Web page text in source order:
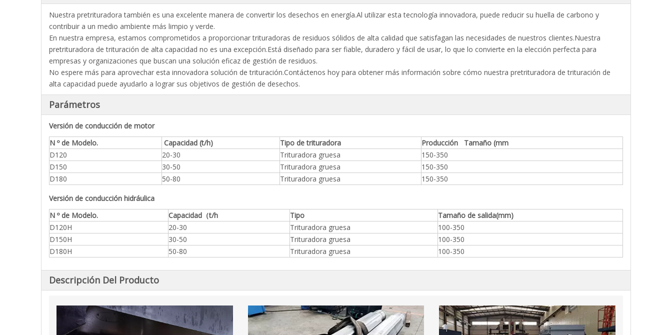
Nuestra pretrituradora también es una excelente manera de convertir los desechos en energía.Al utilizar esta tecnología innovadora, puede reducir su huella de carbono y
contribuir a un medio ambiente más limpio y verde.
En nuestra empresa, estamos comprometidos a proporcionar trituradoras de residuos sólidos de alta calidad que satisfagan las necesidades de nuestros clientes.Nuestra
pretrituradora de trituración de alta capacidad no es una excepción.Está diseñado para ser fiable, duradero y fácil de usar, lo que lo convierte en la elección perfecta para
empresas y organizaciones que buscan una solución eficaz de gestión de residuos.
No espere más para aprovechar esta innovadora solución de trituración.Contáctenos hoy para obtener más información sobre cómo nuestra pretrituradora de trituración de
alta capacidad puede ayudarlo a lograr sus objetivos de gestión de desechos.
Parámetros
Versión de conducción de motor
N º de Modelo.
Capacidad (t/h) Tipo de trituradora
Producción Tamaño (mm
D120
20-30 Trituradora gruesa
150-350
D150
30-50 Trituradora gruesa
150-350
D180
50-80 Trituradora gruesa 150-350
Versión de conducción hidráulica
N º de Modelo.
Capacidad （t/h Tipo Tamaño de salida(mm)
D120H
20-30 Trituradora gruesa
100-350
D150H
30-50 Trituradora gruesa
100-350
D180H
50-80 Trituradora gruesa 100-350
Descripción Del Producto